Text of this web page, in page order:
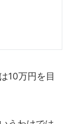
10万円を目